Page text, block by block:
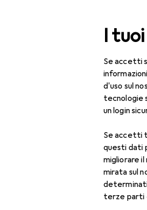
I
Se accetti
d'uso sul
tecnologie
un login
Se accetti
questi dati
migliorare
mirata sul
terze parti